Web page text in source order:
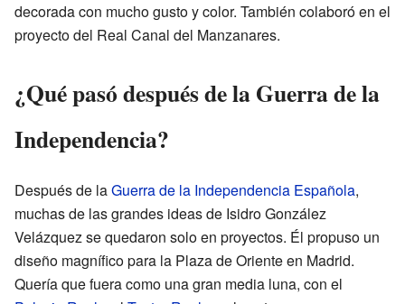
decorada con mucho gusto y color. También colaboró en el
proyecto del Real Canal del Manzanares.
¿Qué pasó después de la Guerra de la
Independencia?
Después de laGuerra de la Independencia Española,
muchas de las grandes ideas de Isidro González
Velázquez se quedaron solo en proyectos. Él propuso un
diseño magnífico para la Plaza de Oriente en Madrid.
Quería que fuera como una gran media luna, con el